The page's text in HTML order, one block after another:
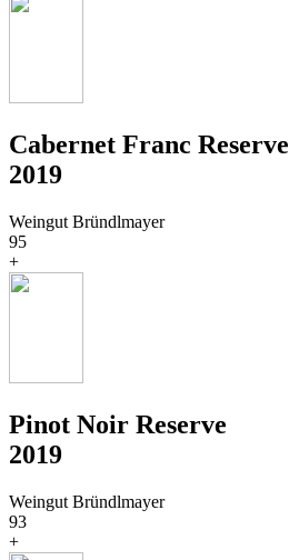
Cabernet Franc Reserve
2019
Weingut Bründlmayer
95
+
Pinot Noir Reserve
2019
Weingut Bründlmayer
93
+